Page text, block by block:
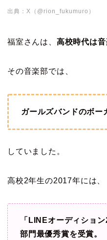
出典：X（@rion_fukumuro）
福室さんは、 高校時代は音
その音楽部では、
ガールズバンドのボー
していました。
高校2年生の2017年には、
「LINEオーディショ
部門最優秀賞を受賞。